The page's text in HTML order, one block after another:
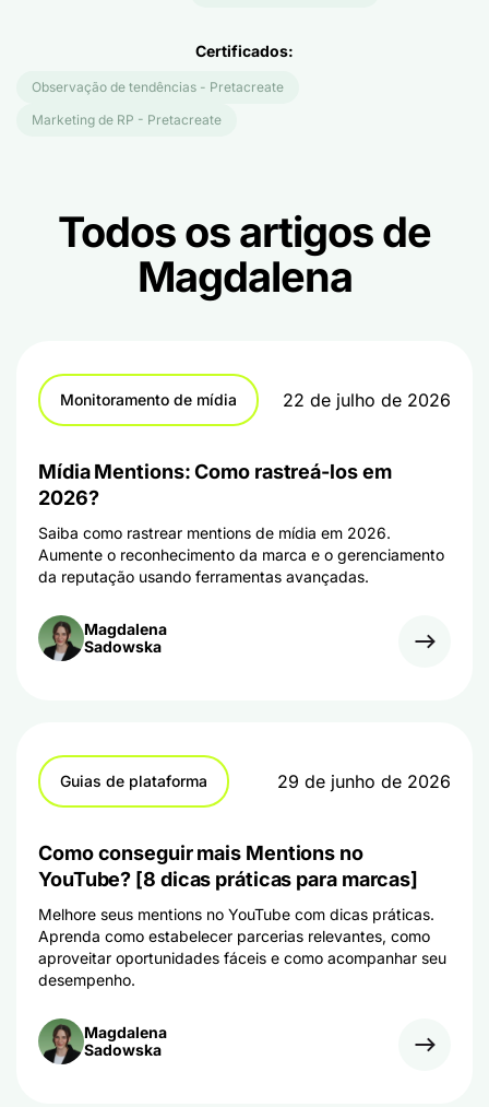
Certificados:
Observação de tendências - Pretacreate
Marketing de RP - Pretacreate
Todos os artigos de
Magdalena
Monitoramento de mídia 22 de julho de 2026
Mídia Mentions: Como rastreá-los em
2026?
Saiba como rastrear mentions de mídia em 2026.
Aumente o reconhecimento da marca e o gerenciamento
da reputação usando ferramentas avançadas.
Magdalena
Sadowska
Guias de plataforma 29 de junho de 2026
Como conseguir mais Mentions no
YouTube? [8 dicas práticas para marcas]
Melhore seus mentions no YouTube com dicas práticas.
Aprenda como estabelecer parcerias relevantes, como
aproveitar oportunidades fáceis e como acompanhar seu
desempenho.
Magdalena
Sadowska